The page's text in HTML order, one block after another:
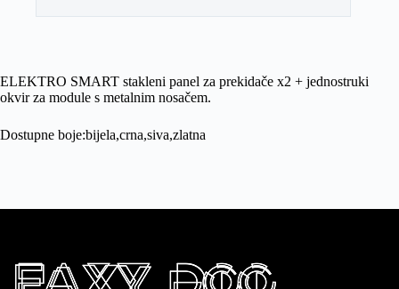
ELEKTRO SMART stakleni panel za prekidače x2 + jednostruki
okvir za module s metalnim nosačem.
Dostupne boje:bijela,crna,siva,zlatna